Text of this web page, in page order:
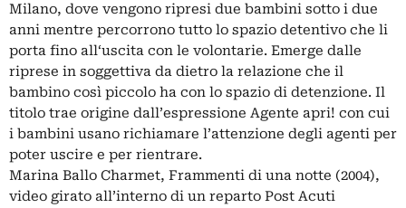
Milano, dove vengono ripresi due bambini sotto i due
anni mentre percorrono tutto lo spazio detentivo che li
porta fino all‘uscita con le volontarie. Emerge dalle
riprese in soggettiva da dietro la relazione che il
bambino così piccolo ha con lo spazio di detenzione. Il
titolo trae origine dall’espressione Agente apri! con cui
i bambini usano richiamare l’attenzione degli agenti per
poter uscire e per rientrare.
Marina Ballo Charmet, Frammenti di una notte (2004),
video girato all’interno di un reparto Post Acuti